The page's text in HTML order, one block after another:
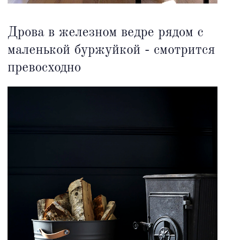
Дрова в железном ведре рядом с
маленькой буржуйкой - смотрится
превосходно